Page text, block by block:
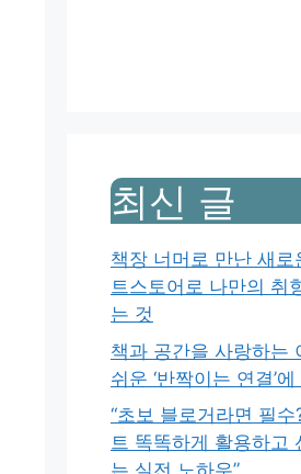
최신 글
책장 너머로 만난 새
트스토어로 나만의 취
는 것
책과 공간을 사랑하는
쉬운 ‘반짝이는 연결’
“초보 블로거라면 필수
트 똑똑하게 활용하고
는 실전 노하우”